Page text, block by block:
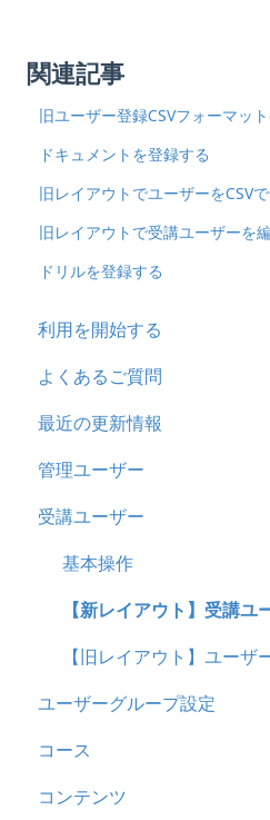
関連記事
旧ユーザー登録CSVフォーマッ
ドキュメントを登録する
旧レイアウトでユーザーをCSV
旧レイアウトで受講ユーザーを
ドリルを登録する
利用を開始する
よくあるご質問
契約
トライアル
カスタマイズ
インターネット・セキュリ
料金
管理ユーザー・受講ユー
履歴
コンテンツ
CSV
最近の更新情報
2026年8月アップデート
2026年2月アップデート
2025年10月アップデート
2025年9月アップデート
2025年3月アップデート
2024年12月アップデート
2024年8月アップデート
2024年5月アップデート
管理ユーザー
管理ユーザーの統合につい
管理ユーザーについて
ロールと権限
受講ユーザー
基本操作
【新レイアウト】受講
【旧レイアウト】ユーザ
ユーザーグループ設定
【新レイアウト】ユーザ
【旧レイアウト】ユーザ
コース
基本操作
コンテンツ